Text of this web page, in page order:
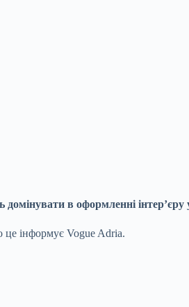
в оформленні інтер’єру
це інформує Vogue Adria.